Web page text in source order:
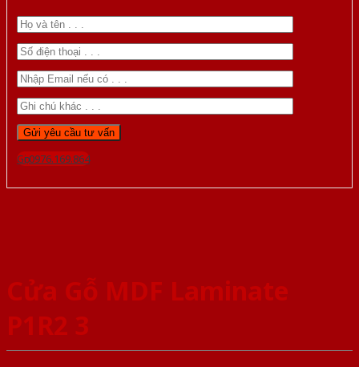
Gọi 0976.169.864
Cửa Gỗ MDF Laminate
P1R2 3